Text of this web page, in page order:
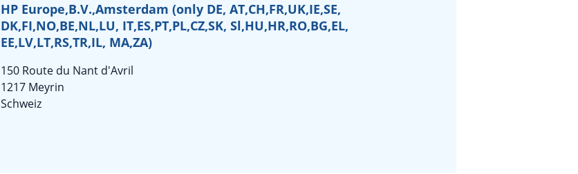
HP Europe,B.V.,Amsterdam (only DE, AT,CH,FR,UK,IE,SE,
DK,FI,NO,BE,NL,LU, IT,ES,PT,PL,CZ,SK, Sl,HU,HR,RO,BG,EL,
EE,LV,LT,RS,TR,IL, MA,ZA)
150 Route du Nant d'Avril
1217 Meyrin
Schweiz